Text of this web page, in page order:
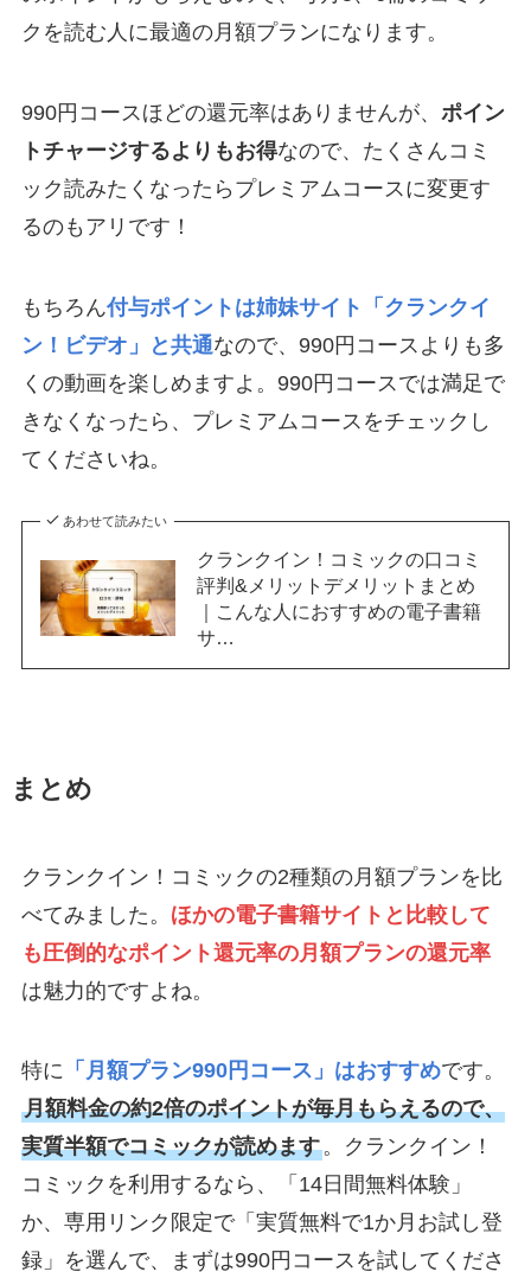
クを読む人に最適の月額プランになります。
990円コースほどの還元率はありませんが、 ポイン
トチャージするよりもお得なので、たくさんコミ
ック読みたくなったらプレミアムコースに変更す
るのもアリです！
もちろん付与ポイントは姉妹サイト「クランクイ
ン！ビデオ」と共通なので、990円コースよりも多
くの動画を楽しめますよ。990円コースでは満足で
きなくなったら、プレミアムコースをチェックし
てくださいね。
あわせて読みたい
クランクイン！コミックの口コミ
評判&メリットデメリットまとめ
｜こんな人におすすめの電子書籍
サ…
まとめ
クランクイン！コミックの2種類の月額プランを比
べてみました。 ほかの電子書籍サイトと比較して
も圧倒的なポイント還元率の月額プランの還元率
は魅力的ですよね。
特に 「月額プラン990円コース」はおすすめです。
月額料金の約2倍のポイントが毎月もらえるので、
実質半額でコミックが読めます。クランクイン！
コミックを利用するなら、「14日間無料体験」
か、専用リンク限定で「実質無料で1か月お試し登
録」を選んで、まずは990円コースを試してくださ